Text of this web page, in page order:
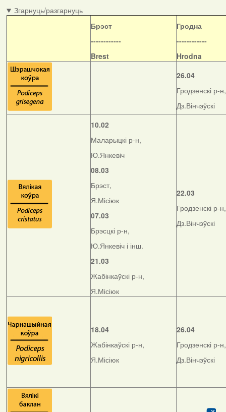
Згарнуць/разгарнуць
Брэст
------------
Brest
Гродна
------------
Hrodna
26.04
Гродзенскі р-н,
Дз.Вінчэўскі
10.02
Маларыцкі р-н,
Ю.Янкевіч
08.03
Брэст,
Я.Місіюк
07.03
Брэсцкі р-н,
Ю.Янкевіч і інш.
21.03
Жабінкаўскі р-н,
Я.Місіюк
22.03
Гродзенскі р-н,
Дз.Вінчэўскі
18.04
Жабінкаўскі р-н,
Я.Місіюк
26.04
Гродзенскі р-н,
Дз.Вінчэўскі